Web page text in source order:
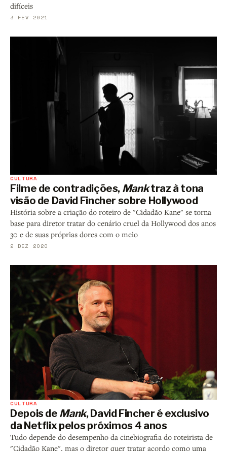
difíceis
3 FEV 2021
CULTURA
Filme de contradições, Manktraz à tona
visão de David Fincher sobre Hollywood
História sobre a criação do roteiro de "Cidadão Kane" se torna
base para diretor tratar do cenário cruel da Hollywood dos anos
30 e de suas próprias dores com o meio
2 DEZ 2020
CULTURA
Depois de Mank, David Fincher é exclusivo
da Netflix pelos próximos 4 anos
Tudo depende do desempenho da cinebiografia do roteirista de
"Cidadão Kane", mas o diretor quer tratar acordo como uma